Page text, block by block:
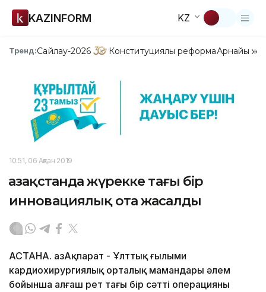
KAZINFORM KZ
Тренд:Сайлау-2026 Конституциялық реформаАрнайы
10:51, 06 Ақпан 2019
Қазақстанда жүрекке тағы бір
инновациялық ота жасалды
АСТАНА. ҚазАқпарат - Ұлттық ғылыми
кардиоxирургиялық орталық мамандары әлем
бойынша алғаш рет тағы бір сәтті операцияны